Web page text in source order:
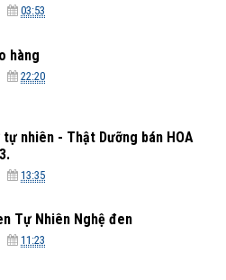
03:53
hàng
22:20
tự nhiên - Thật Dưỡng bán HOA
13:35
Tự Nhiên Nghệ đen
11:23